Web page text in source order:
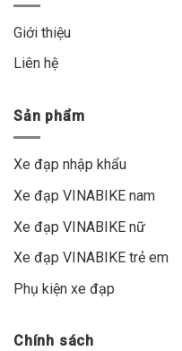
Giới thiệu
Liên hệ
Sản phẩm
Xe đạp nhập khẩu
Xe đạp VINABIKE nam
Xe đạp VINABIKE nữ
Xe đạp VINABIKE trẻ em
Phụ kiện xe đạp
Chính sách